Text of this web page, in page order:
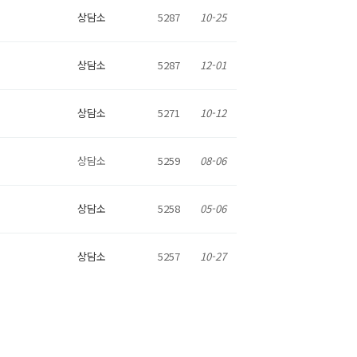
상담소 5287 10-25
상담소 5287 12-01
상담소 5271 10-12
상담소 5259 08-06
상담소 5258 05-06
상담소 5257 10-27